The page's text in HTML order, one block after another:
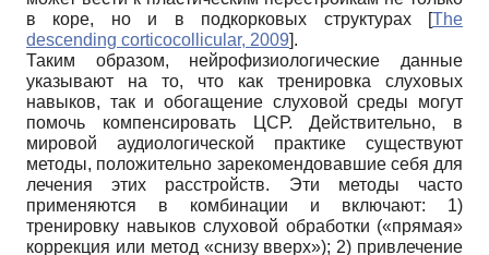
в коре, но и в подкорковых структурах
[The
descending corticocollicular, 2009].
Таким образом, нейрофизиологические данные
указывают на то, что как тренировка слуховых
навыков, так и обогащение слуховой среды могут
помочь компенсировать ЦСР. Действительно, в
мировой аудиологической практике существуют
методы, положительно зарекомендовавшие себя для
лечения этих расстройств. Эти методы часто
применяются в комбинации и включают: 1)
тренировку навыков слуховой обработки («прямая»
коррекция или метод «снизу вверх»); 2) привлечение